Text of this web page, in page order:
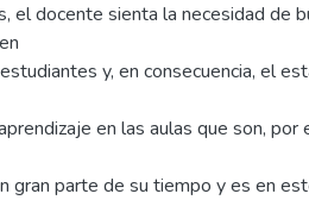
el docente sienta la necesidad de
y, en consecuencia, el
en las aulas que son, por
gran parte de su tiempo y es en